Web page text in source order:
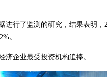
行了监测的研究，结果表明，
。
企业最受投资机构追捧。